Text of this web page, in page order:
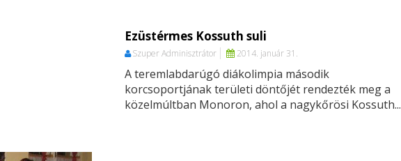
Ezüstérmes Kossuth suli
Szuper Adminisztrátor 2014. január 31.
A teremlabdarúgó diákolimpia második
korcsoportjának területi döntőjét rendezték meg a
közelmúltban Monoron, ahol a nagykőrösi Kossuth...